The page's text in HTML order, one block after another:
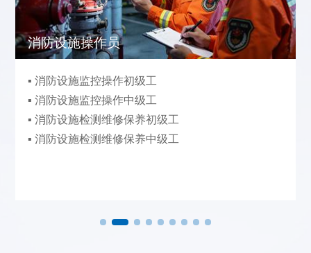
消防设施操作员
▪ 消防设施监控操作初级工
▪ 消防设施监控操作中级工
▪ 消防设施检测维修保养初级工
▪ 消防设施检测维修保养中级工